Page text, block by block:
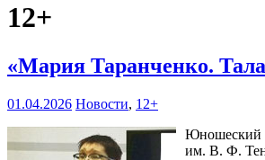
12+
«Мария Таранченко.
01.04.2026 Новости, 12+
Юношеский
им. В. Ф.